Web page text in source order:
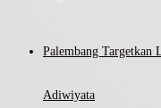
Palembang Targetkan
Adiwiyata